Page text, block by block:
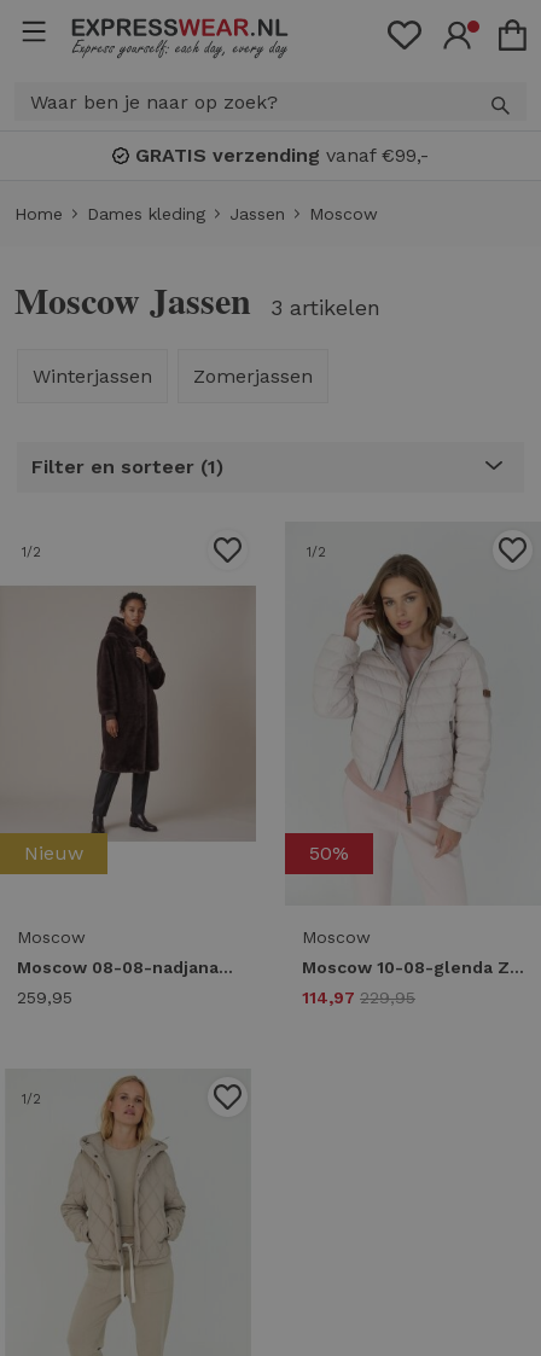
verzendingvanaf €99,-
Home Dames kleding Jassen Moscow
Moscow Jassen 3 artikelen
Winterjassen Zomerjassen
Filter en sorteer 1
1/2
Nieuw
Moscow
Moscow 08-08-nadjana-4 Winterjassen 404-1 chocolat solid
259,95
1/2
50%
Moscow
Moscow 10-08-glenda Zomerjassen 150-1 chalk solid
114,97 229,95
1/2